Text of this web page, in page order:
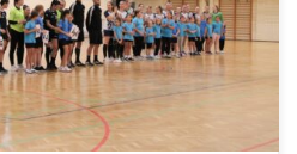
– Szögi Tímea 8 (1), Kovács Szófia
Kamilla 6, Ilyés Lilla 5, Gelegonya